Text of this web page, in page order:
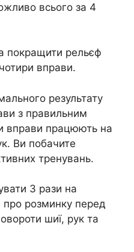
всього за 4
покращити рельєф
вправи.
результату
з правильним
вправи працюють на
Ви побачите
тренувань.
3 рази на
розминку перед
шиї, рук та